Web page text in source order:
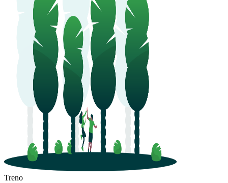
Treno